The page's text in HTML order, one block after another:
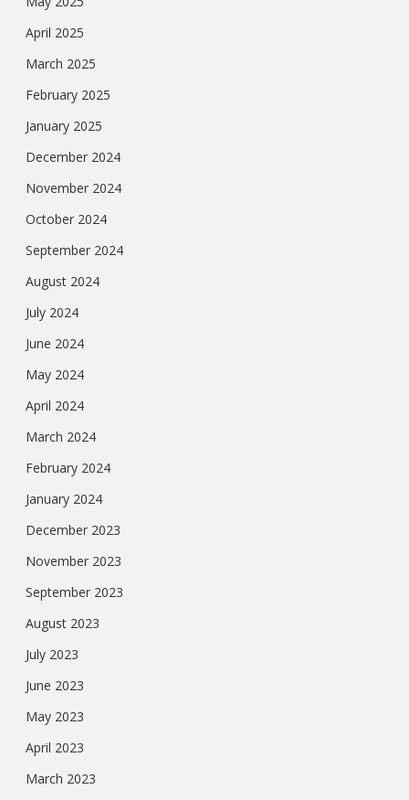
April 2025
March 2025
February 2025
January 2025
December 2024
November 2024
October 2024
September 2024
August 2024
July 2024
June 2024
May 2024
April 2024
March 2024
February 2024
January 2024
December 2023
November 2023
September 2023
August 2023
July 2023
June 2023
May 2023
April 2023
March 2023